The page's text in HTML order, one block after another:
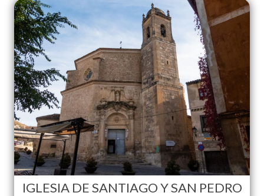
IGLESIA DE SANTIAGO Y SAN PEDRO